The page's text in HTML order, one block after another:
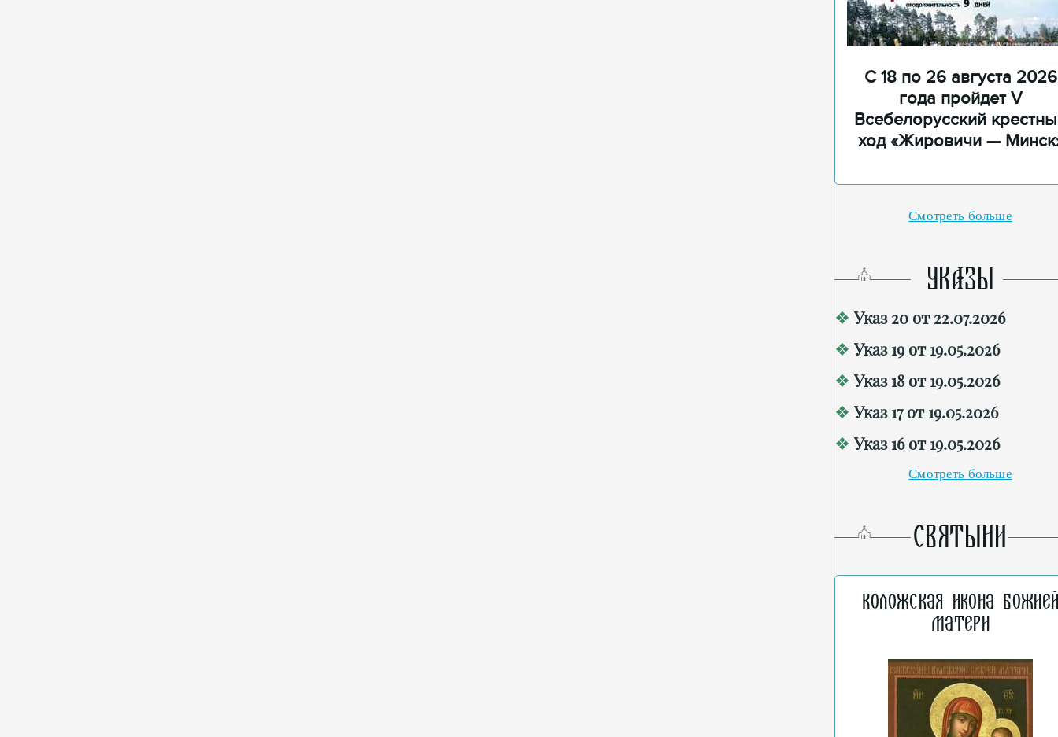
С 18 по 26 августа 2026
года пройдет V
Всебелорусский
ход «Жировичи —
Смотреть больше
УКАЗЫ
Указ 20 от 22.07.2026
Указ 19 от 19.05.2026
Указ 18 от 19.05.2026
Указ 17 от 19.05.2026
Указ 16 от 19.05.2026
Смотреть больше
СВЯТЫНИ
Коложская икона
Матери